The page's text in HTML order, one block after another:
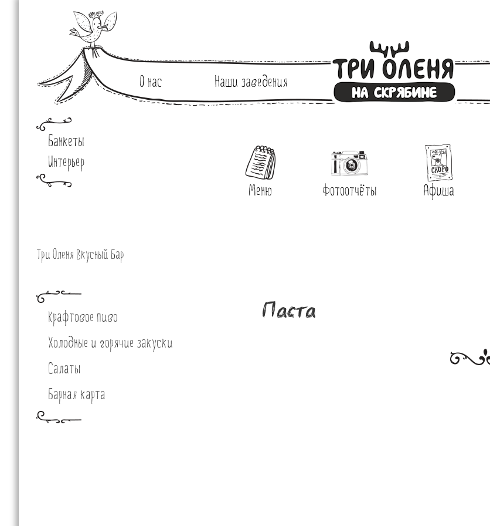
О нас Наши заведения
Банкеты
Интерьер
Меню
Фотоотчёты Афиша
Три Оленя Вкусный Бар
Крафтовое пиво
Холодные и горячие закуски
Салаты
Барная карта
Паста